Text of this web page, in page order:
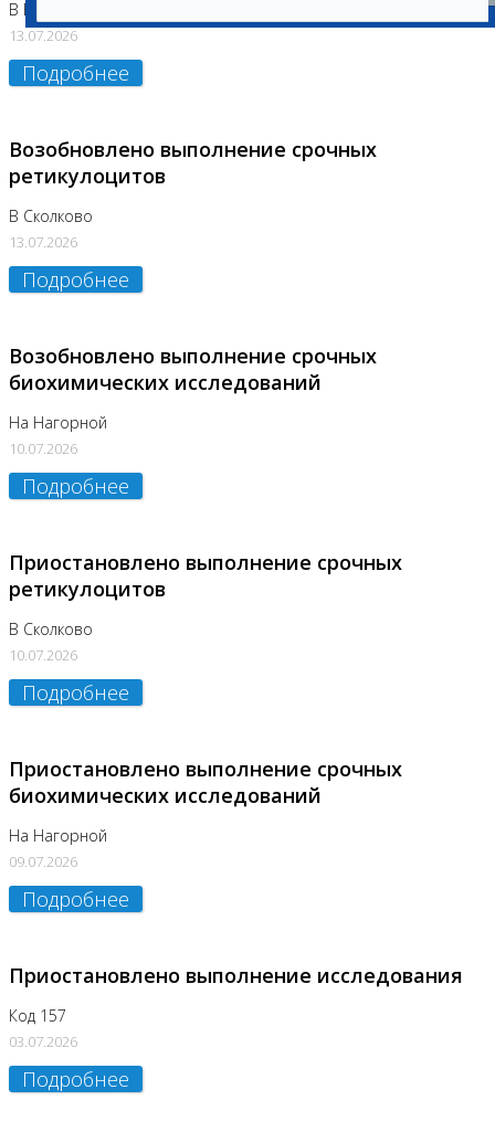
В Бутово
13.07.2026
Подробнее
Возобновлено выполнение срочных
ретикулоцитов
В Сколково
13.07.2026
Подробнее
Возобновлено выполнение срочных
биохимических исследований
На Нагорной
10.07.2026
Подробнее
Приостановлено выполнение срочных
ретикулоцитов
В Сколково
10.07.2026
Подробнее
Приостановлено выполнение срочных
биохимических исследований
На Нагорной
09.07.2026
Подробнее
Приостановлено выполнение исследования
Код 157
03.07.2026
Подробнее